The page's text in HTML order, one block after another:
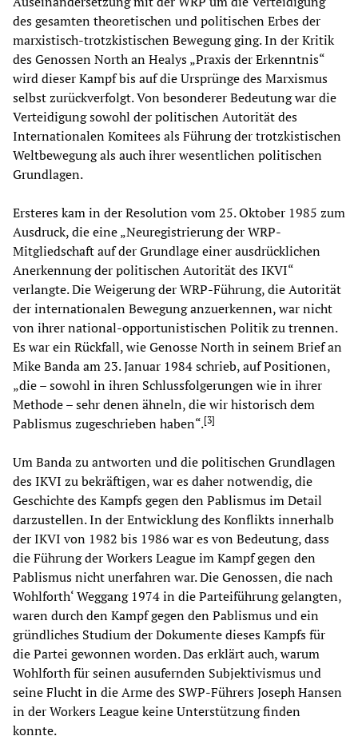
des gesamten theoretischen und politischen Erbes der
marxistisch-trotzkistischen Bewegung ging. In der Kritik
des Genossen North an Healys „Praxis der Erkenntnis“
wird dieser Kampf bis auf die Ursprünge des Marxismus
selbst zurückverfolgt. Von besonderer Bedeutung war die
Verteidigung sowohl der politischen Autorität des
Internationalen Komitees als Führung der trotzkistischen
Weltbewegung als auch ihrer wesentlichen politischen
Grundlagen.
Ersteres kam in der Resolution vom 25. Oktober 1985 zum
Ausdruck, die eine „Neuregistrierung der WRP-
Mitgliedschaft auf der Grundlage einer ausdrücklichen
Anerkennung der politischen Autorität des IKVI“
verlangte. Die Weigerung der WRP-Führung, die Autorität
der internationalen Bewegung anzuerkennen, war nicht
von ihrer national-opportunistischen Politik zu trennen.
Es war ein Rückfall, wie Genosse North in seinem Brief an
Mike Banda am 23. Januar 1984 schrieb, auf Positionen,
„die – sowohl in ihren Schlussfolgerungen wie in ihrer
Methode – sehr denen ähneln, die wir historisch dem
Pablismus zugeschrieben haben“.[3]
Um Banda zu antworten und die politischen Grundlagen
des IKVI zu bekräftigen, war es daher notwendig, die
Geschichte des Kampfs gegen den Pablismus im Detail
darzustellen. In der Entwicklung des Konflikts innerhalb
der IKVI von 1982 bis 1986 war es von Bedeutung, dass
die Führung der Workers League im Kampf gegen den
Pablismus nicht unerfahren war. Die Genossen, die nach
Wohlforth‘ Weggang 1974 in die Parteiführung gelangten,
waren durch den Kampf gegen den Pablismus und ein
gründliches Studium der Dokumente dieses Kampfs für
die Partei gewonnen worden. Das erklärt auch, warum
Wohlforth für seinen ausufernden Subjektivismus und
seine Flucht in die Arme des SWP-Führers Joseph Hansen
in der Workers League keine Unterstützung finden
konnte.